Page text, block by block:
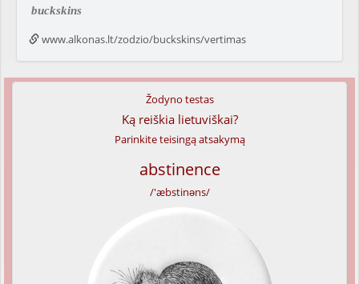
buckskins
www.alkonas.lt/zodzio/buckskins/vertimas
Žodyno testas
Ką reiškia lietuviškai?
Parinkite teisingą atsakymą
abstinence
/'æbstinəns/